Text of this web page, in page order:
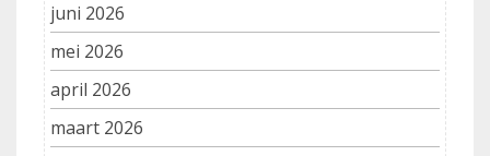
juni 2026
mei 2026
april 2026
maart 2026